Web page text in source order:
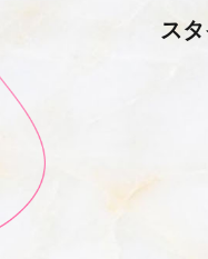
ス